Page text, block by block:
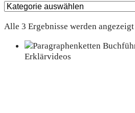
Alle 3 Ergebnisse werden angezeigt